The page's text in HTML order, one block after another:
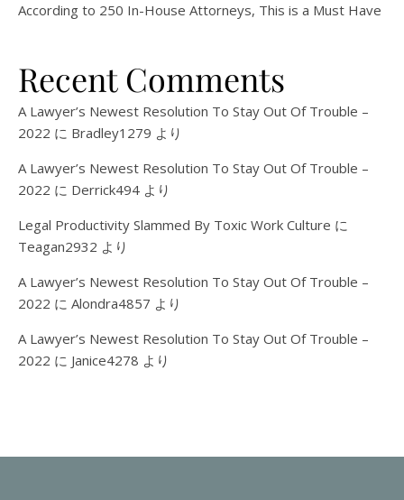
According to 250 In-House Attorneys, This is a Must Have
Recent Comments
A Lawyer’s Newest Resolution To Stay Out Of Trouble –
2022 に Bradley1279 より
A Lawyer’s Newest Resolution To Stay Out Of Trouble –
2022 に Derrick494 より
Legal Productivity Slammed By Toxic Work Culture に
Teagan2932 より
A Lawyer’s Newest Resolution To Stay Out Of Trouble –
2022 に Alondra4857 より
A Lawyer’s Newest Resolution To Stay Out Of Trouble –
2022 に Janice4278 より